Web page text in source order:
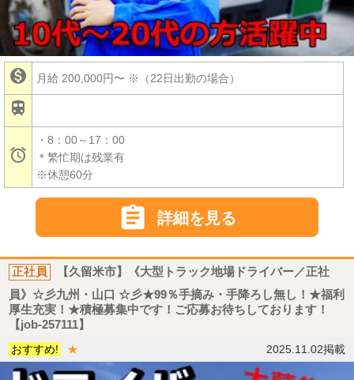
 月給 200,000円〜 ※（22日出勤の場合）


・8：00～17：00
＊繁忙期は残業有
※休憩60分
 詳細を見る
正社員
【久留米市】《大型トラック地場ドライバー／正社
員》☆彡九州・山口 ☆彡★99％手摘み・手降ろし無し！★福利
厚生充実！★積極募集中です！ご応募お待ちしております！
【job-257111】
おすすめ!
★ 2025.11.02掲載